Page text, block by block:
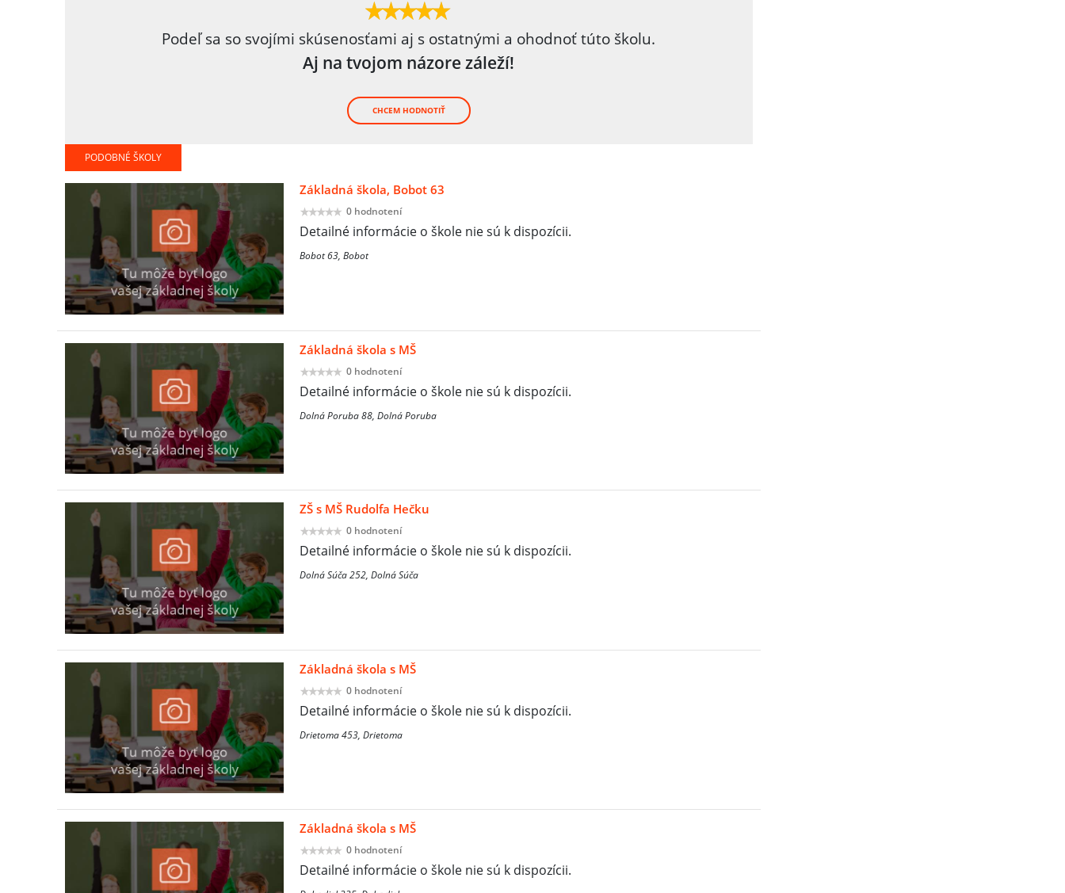
Podeľ sa so svojími skúsenosťami aj s ostatnými a ohodnoť túto školu.
Aj na tvojom názore záleží!
CHCEM HODNOTIŤ
PODOBNÉ ŠKOLY
Základná škola, Bobot 63
0 hodnotení
Detailné informácie o škole nie sú k dispozícii.
Bobot 63, Bobot
Základná škola s MŠ
0 hodnotení
Detailné informácie o škole nie sú k dispozícii.
Dolná Poruba 88, Dolná Poruba
ZŠ s MŠ Rudolfa Hečku
0 hodnotení
Detailné informácie o škole nie sú k dispozícii.
Dolná Súča 252, Dolná Súča
Základná škola s MŠ
0 hodnotení
Detailné informácie o škole nie sú k dispozícii.
Drietoma 453, Drietoma
Základná škola s MŠ
0 hodnotení
Detailné informácie o škole nie sú k dispozícii.